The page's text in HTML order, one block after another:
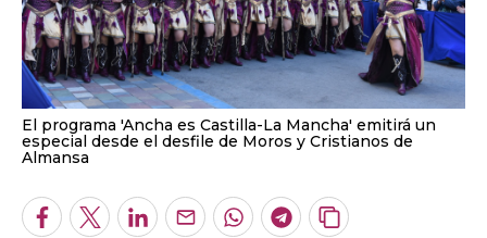
El programa 'Ancha es Castilla-La Mancha' emitirá un
especial desde el desfile de Moros y Cristianos de
Almansa
Facebook
TwitterLinkedInEnviarWhatsapp
Telegram
Copiar